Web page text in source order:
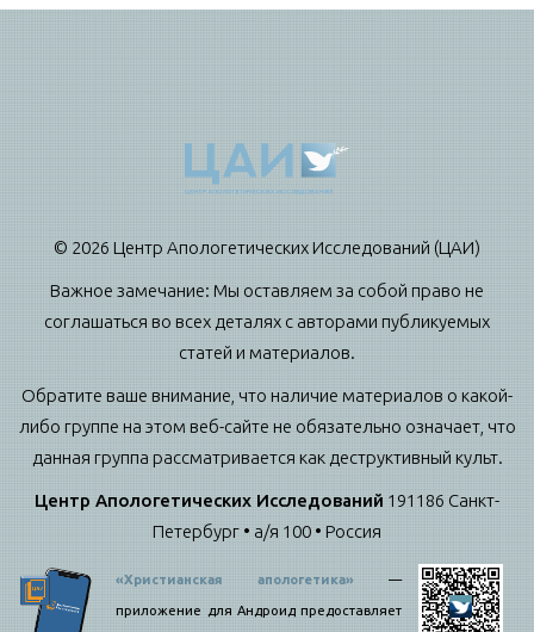
© 2026 Центр Апологетических Исследований (ЦАИ)
Важное замечание: Мы оставляем за собой право не
соглашаться во всех деталях с авторами публикуемых
статей и материалов.
Обратите ваше внимание, что наличие материалов о какой-
либо группе на этом веб-сайте не обязательно означает, что
данная группа рассматривается как деструктивный культ.
Центр Апологетических Исследований 191186 Санкт-
Петербург • а/я 100 • Россия
«Христианская апологетика»—
приложение для Андроид предоставляет